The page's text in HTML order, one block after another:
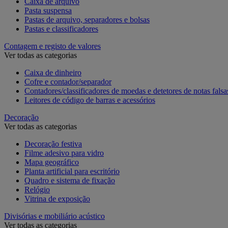
Pasta suspensa
Pastas de arquivo, separadores e bolsas
Pastas e classificadores
Contagem e registo de valores
Ver todas as categorias
Caixa de dinheiro
Cofre e contador/separador
Contadores/classificadores de moedas e detetores de notas
Leitores de código de barras e acessórios
Decoração
Ver todas as categorias
Decoração festiva
Filme adesivo para vidro
Mapa geográfico
Planta artificial para escritório
Quadro e sistema de fixação
Relógio
Vitrina de exposição
Divisórias e mobiliário acústico
Ver todas as categorias